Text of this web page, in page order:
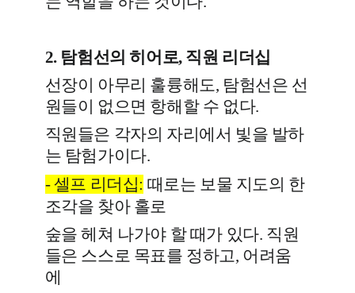
2. 탐험선의 히어로, 직원 리더십
선장이 아무리 훌륭해도, 탐험선은 선
원들이 없으면 항해할 수 없다.
직원들은 각자의 자리에서 빛을 발하
는 탐험가이다.
-셀프 리더십: 때로는 보물 지도의 한
조각을 찾아 홀로
숲을 헤쳐 나가야 할 때가 있다. 직원
들은 스스로 목표를 정하고, 어려움
에